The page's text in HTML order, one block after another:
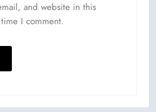
and website in this
I comment.